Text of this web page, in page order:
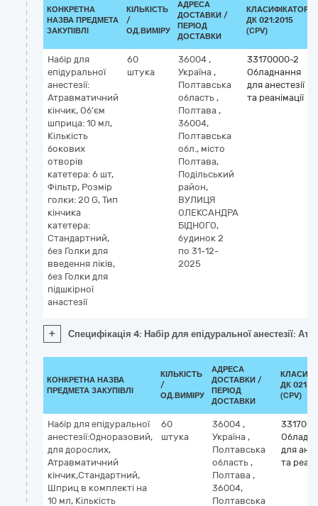
КОНКРЕТНА
НАЗВА ПРЕДМЕТА
ЗАКУПІВЛІ
КІЛЬКІСТЬ
/
ОД.ВИМІРУ
АДРЕСА
ДОСТАВКИ /
ПЕРІОД
ДОСТАВКИ
КЛАСИФІКАТОР
ДК 021:2015
(CPV)
Набір для
епідуральної
анестезії:
Атравматичний
кінчик, Об'єм
шприца: 10 мл,
Кількість
бокових
отворів
катетера: 6 шт,
Фільтр, Розмір
голки: 20 G, Тип
кінчика
катетера:
Стандартний,
без Голки для
введення ліків,
без Голки для
підшкірної
анастезії
60
штука
36004 ,
Україна ,
Полтавська
область ,
Полтава ,
36004,
Полтавська
обл., місто
Полтава,
Подільський
район,
ВУЛИЦЯ
ОЛЕКСАНДРА
БІДНОГО,
будинок 2
по 31-12-
2025
33170000-2
Обладнання
для анестезії
та реанімації
+ Специфікація 4: Набір для епідуральної анестезії:
КОНКРЕТНА НАЗВА
ПРЕДМЕТА ЗАКУПІВЛІ
КІЛЬКІСТЬ
/
ОД.ВИМІРУ
АДРЕСА
ДОСТАВКИ /
ПЕРІОД
ДОСТАВКИ
ДК
(CPV)
Набір для епідуральної
анестезії:Одноразовий,
для дорослих,
Атравматичний
кінчик,Стандартний,
Шприц в комплекті на
10 мл, Кількість
60
штука
36004 ,
Україна ,
Полтавська
область ,
Полтава ,
36004,
Полтавська
для
та